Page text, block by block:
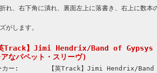
れ、右下角に潰れ、裏面左上に落書き、右上に数本
がします。
英Track】Jimi Hendrix/Band of Gypsys
なパペット・スリーヴ)
カー:
【英Track】Jimi Hendrix/Band